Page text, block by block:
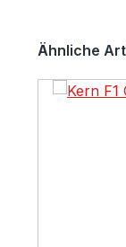
Ähnliche